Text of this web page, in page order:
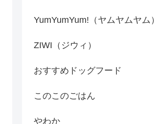
YumYumYum!（ヤムヤムヤム）
ZIWI（ジウィ）
おすすめドッグフード
このこのごはん
やわか